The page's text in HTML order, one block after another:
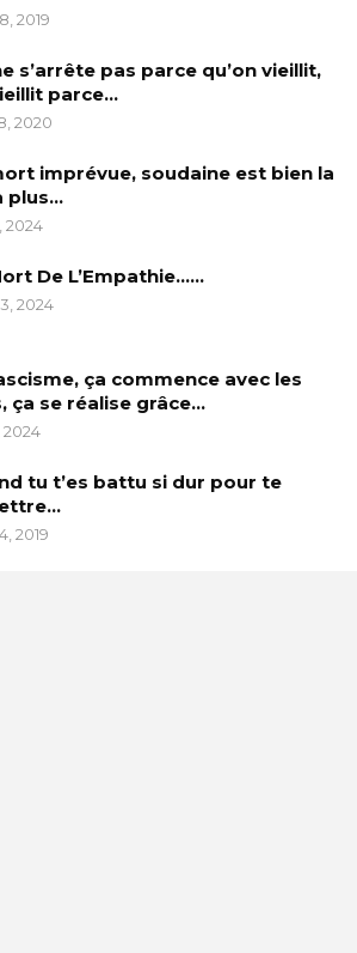
2019
s’arrête pas parce qu’on vieillit,
parce…
2020
imprévue, soudaine est bien la
plus…
2024
De L’Empathie……
2024
ça commence avec les
ça se réalise grâce…
2024
tu t’es battu si dur pour te
2019